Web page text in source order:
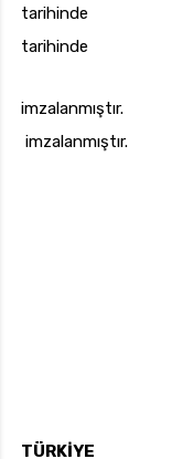
tarihinde
tarihinde
imzalanmıştır.
TÜRKİYE